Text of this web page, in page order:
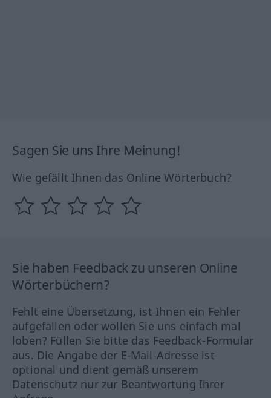
Sagen Sie uns Ihre Meinung!
Wie gefällt Ihnen das Online Wörterbuch?
Sie haben Feedback zu unseren Online
Wörterbüchern?
Fehlt eine Übersetzung, ist Ihnen ein Fehler
aufgefallen oder wollen Sie uns einfach mal
loben? Füllen Sie bitte das Feedback-Formular
aus. Die Angabe der E-Mail-Adresse ist
optional und dient gemäß unserem
Datenschutz nur zur Beantwortung Ihrer